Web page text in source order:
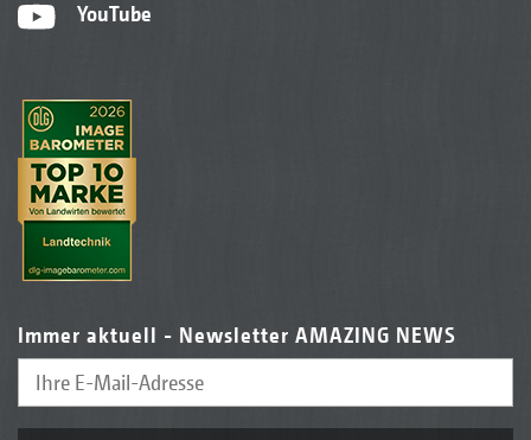
YouTube
Immer aktuell - Newsletter AMAZING NEWS